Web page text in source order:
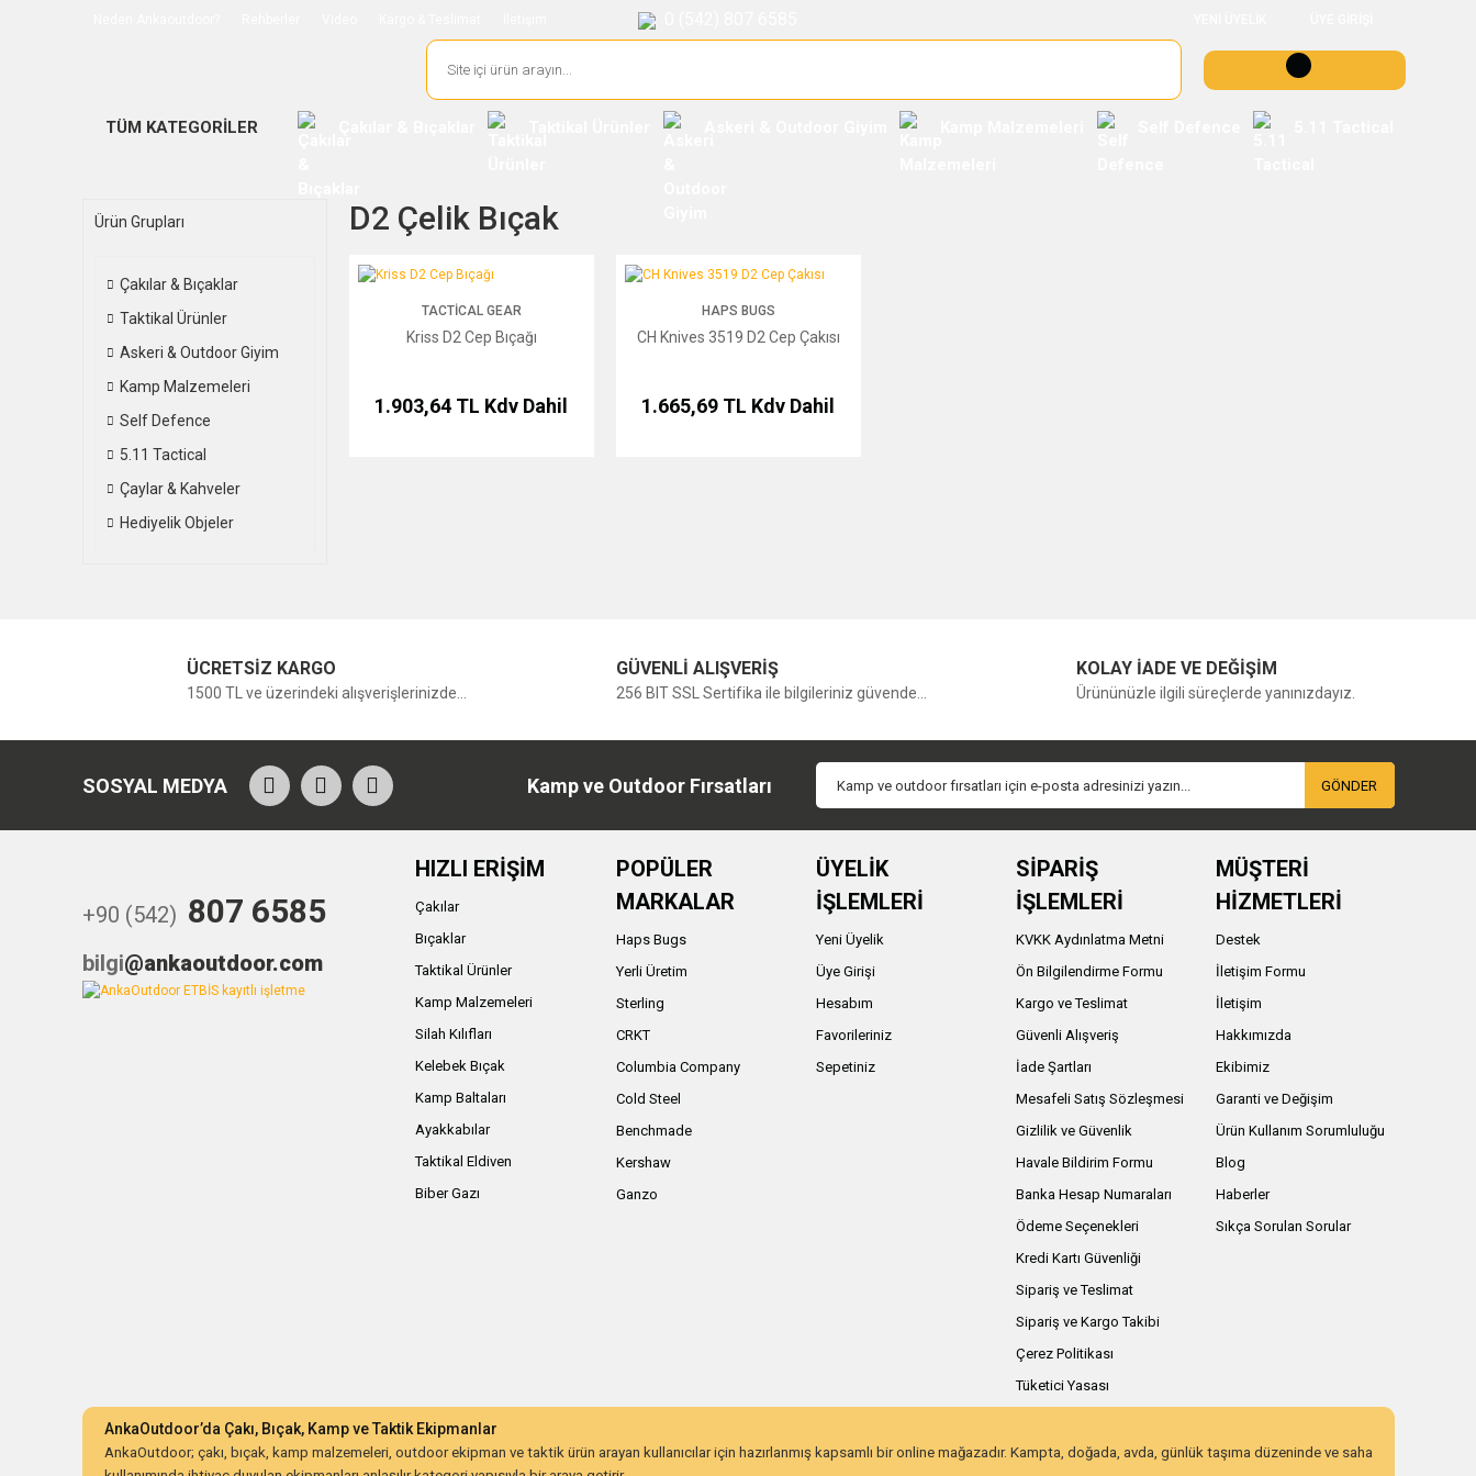
TÜM KATEGORİLER
Ürün Grupları
Çakılar & Bıçaklar
Taktikal Ürünler
Askeri & Outdoor Giyim
Kamp Malzemeleri
Self Defence
5.11 Tactical
Çaylar & Kahveler
Hediyelik Objeler
D2 Çelik Bıçak
Kriss D2 Cep Bıçağı
TACTICAL GEAR
Kriss D2 Cep Bıçağı
1.903,64 TL Kdv Dahil
CH Knives 3519 D2 Cep Çakısı
HAPS BUGS
CH Knives 3519 D2 Cep Çakısı
1.665,69 TL Kdv Dahil
ÜCRETSİZ KARGO
1500 TL ve üzerindeki alışverişlerinizde...
GÜVENLİ ALIŞVERİŞ
256 BIT SSL Sertifika ile bilgileriniz güvende...
KOLAY İADE VE DEĞİŞİM
Ürününüzle ilgili süreçlerde yanınızdayız.
SOSYAL MEDYA Kamp ve Outdoor Fırsatları GÖNDER
+90 (542) 807 6585
bilgi@ankaoutdoor.com
HIZLI ERİŞİM
Çakılar
Bıçaklar
Taktikal Ürünler
Kamp Malzemeleri
Silah Kılıfları
Kelebek Bıçak
Kamp Baltaları
Ayakkabılar
Taktikal Eldiven
Biber Gazı
POPÜLER
MARKALAR
Haps Bugs
Yerli Üretim
Sterling
CRKT
Columbia Company
Cold Steel
Benchmade
Kershaw
Ganzo
ÜYELİK
İŞLEMLERİ
Yeni Üyelik
Üye Girişi
Hesabım
Favorileriniz
Sepetiniz
SİPARİŞ
İŞLEMLERİ
KVKK Aydınlatma Metni
Ön Bilgilendirme Formu
Kargo ve Teslimat
Güvenli Alışveriş
İade Şartları
Mesafeli Satış Sözleşmesi
Gizlilik ve Güvenlik
Havale Bildirim Formu
Banka Hesap Numaraları
Ödeme Seçenekleri
Kredi Kartı Güvenliği
Sipariş ve Teslimat
Sipariş ve Kargo Takibi
Çerez Politikası
Tüketici Yasası
MÜŞTERİ
HİZMETLERİ
Destek
İletişim Formu
İletişim
Hakkımızda
Ekibimiz
Garanti ve Değişim
Ürün Kullanım Sorumluluğu
Blog
Haberler
Sıkça Sorulan Sorular
AnkaOutdoor’da Çakı, Bıçak, Kamp ve Taktik Ekipmanlar
AnkaOutdoor; çakı, bıçak, kamp malzemeleri, outdoor ekipman ve taktik ürün arayan kullanıcılar için hazırlanmış kapsamlı bir online mağazadır. Kampta, doğada, avda, günlük taşıma düzeninde ve saha